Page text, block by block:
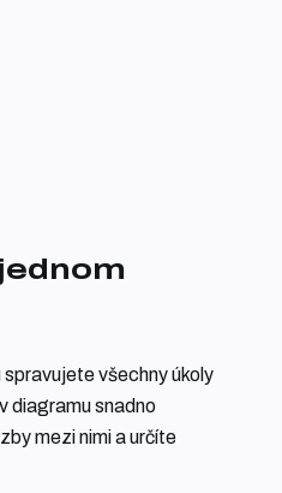
všechny úkoly
diagramu snadno
mezi nimi a určíte